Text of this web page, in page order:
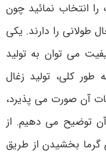
انتخاب نمائید چون
طولانی را دارند. یکی
می توان به تولید
طور کلی، تولید زغال
آن صورت می پذیرد،
آن توضیح می دهیم. از
گرما بخشیدن از طریق